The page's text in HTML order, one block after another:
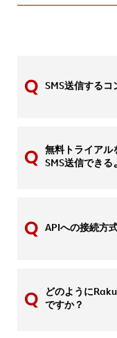
SMS送信するコ
無料トライアル
SMS送信できる
APIへの接続方
どのように
ですか？